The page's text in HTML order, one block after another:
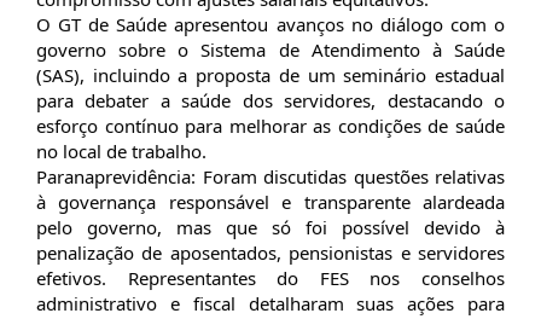
O GT de Saúde apresentou avanços no diálogo com o
governo sobre o Sistema de Atendimento à Saúde
(SAS), incluindo a proposta de um seminário estadual
para debater a saúde dos servidores, destacando o
esforço contínuo para melhorar as condições de saúde
no local de trabalho.
Paranaprevidência: Foram discutidas questões relativas
à governança responsável e transparente alardeada
pelo governo, mas que só foi possível devido à
penalização de aposentados, pensionistas e servidores
efetivos. Representantes do FES nos conselhos
administrativo e fiscal detalharam suas ações para